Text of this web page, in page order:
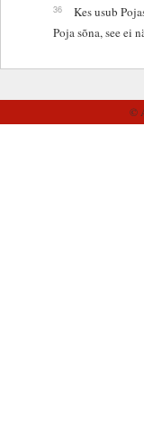
36
Kes usub
Poja sõna, see ei
©